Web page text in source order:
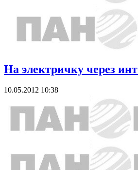
На электричку через
10.05.2012 10:38